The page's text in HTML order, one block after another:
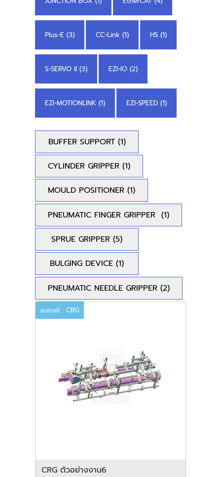
Plus-E (3) CC-Link (1) HS (1)
S-SERVO II (3) EZI-IO (2)
EZI-MOTIONLINK (1) EZI-SPEED (1)
BUFFER SUPPORT (1)
CYLINDER GRIPPER (1)
MOULD POSITIONER (1)
PNEUMATIC FINGER GRIPPER (1)
SPRUE GRIPPER (5)
BULGING DEVICE (1)
PNEUMATIC NEEDLE GRIPPER (2)
แบรนด์ : CRG
CRG ตัวอย่างงาน6